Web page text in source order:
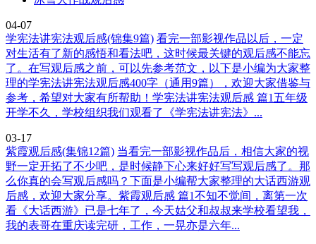
04-07
学宪法讲宪法观后感(锦集9篇) 看完一部影视作品以后，一定
对生活有了新的感悟和看法吧，这时候最关键的观后感不能忘
了。在写观后感之前，可以先参考范文，以下是小编为大家整
理的学宪法讲宪法观后感400字（通用9篇），欢迎大家借鉴与
参考，希望对大家有所帮助！学宪法讲宪法观后感 篇1五年级
开学不久，学校组织我们观看了《学宪法讲宪法》...
03-17
紫霞观后感(集锦12篇) 当看完一部影视作品后，相信大家的视
野一定开拓了不少吧，是时候静下心来好好写写观后感了。那
么你真的会写观后感吗？下面是小编帮大家整理的大话西游观
后感，欢迎大家分享。紫霞观后感 篇1不知不觉间，离第一次
看《大话西游》已是七年了，今天姑父和叔叔来学校看望我，
我的表哥在重庆读完研，工作，一晃亦是六年...